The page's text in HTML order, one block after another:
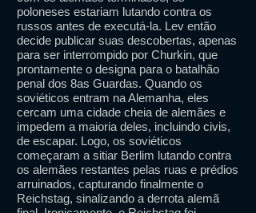
poloneses estariam lutando contra os
russos antes de executá-la. Lev então
decide publicar suas descobertas, apenas
para ser interrompido por Churkin, que
prontamente o designa para o batalhão
penal dos 8as Guardas. Quando os
soviéticos entram na Alemanha, eles
cercam uma cidade cheia de alemães e
impedem a maioria deles, incluindo civis,
de escapar. Logo, os soviéticos
começaram a sitiar Berlim lutando contra
os alemães restantes pelas ruas e prédios
arruinados, capturando finalmente o
Reichstag, sinalizando a derrota alemã